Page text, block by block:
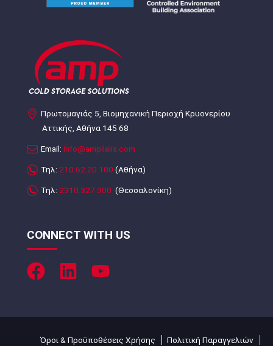
Πρωτομαγιάς 5, Βιομηχανική Περιοχή Κρυονερίου
Αττικής, Αθήνα 145 68
Email: info@ampilalis.com
Τηλ: 210.62.20.100 (Αθήνα)
Τηλ: 2310.327.300 (Θεσσαλονίκη)
CONNECT WITH US
Όροι & Προϋποθέσεις Χρήσης
Πολιτική Παραγγελιών